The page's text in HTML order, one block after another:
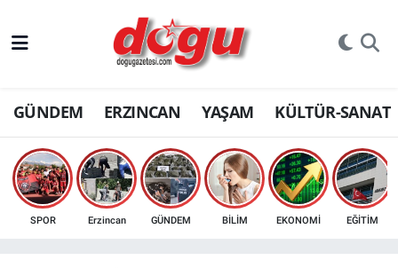
GÜNDEM ERZINCAN YAŞAM KÜLTÜR-SANAT
SPOR Erzincan GÜNDEM BİLİM EKONOMİ EĞİTİM
ERZINCAN
GÜNDEM
ERZİNCAN FOTOĞRAFLARI
SAĞLIK